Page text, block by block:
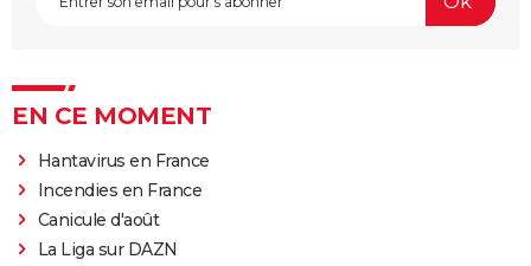
EN CE MOMENT
Hantavirus en France
Incendies en France
Canicule d'août
La Liga sur DAZN